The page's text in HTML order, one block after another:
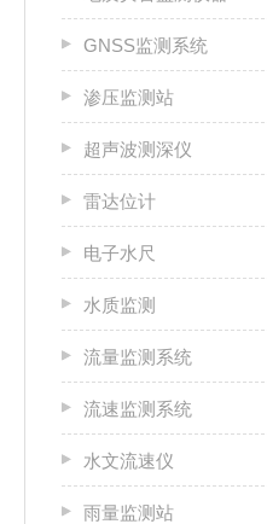
GNSS监测系统
渗压监测站
超声波测深仪
雷达位计
电子水尺
水质监测
流量监测系统
流速监测系统
水文流速仪
雨量监测站